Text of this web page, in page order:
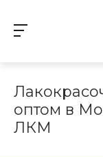
оптом в
ЛКМ